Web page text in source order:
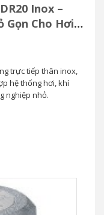
Inox –
Gọn Cho Hơi
trực tiếp thân inox,
hệ thống hơi, khí
nghiệp nhỏ.